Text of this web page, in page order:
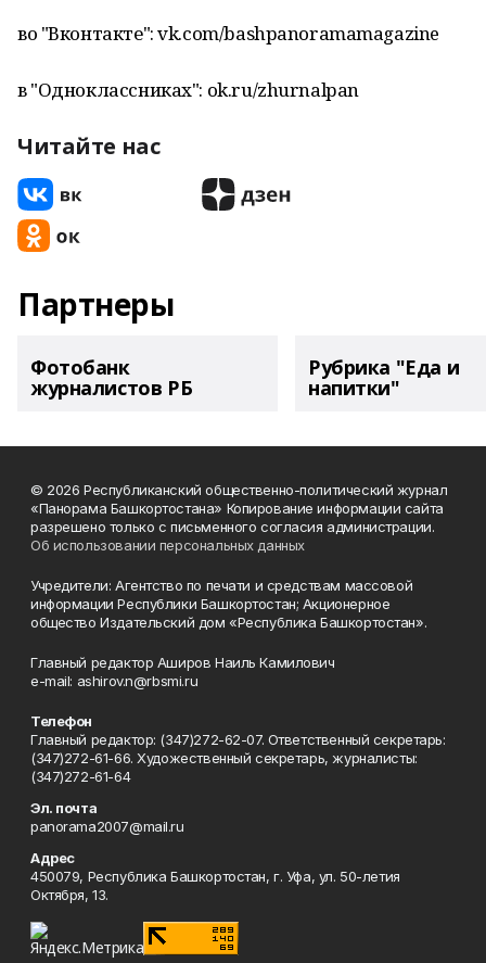
во "Вконтакте": vk.com/bashpanoramamagazine
в "Одноклассниках": ok.ru/zhurnalpan
Читайте нас
Партнеры
Фотобанк
журналистов РБ
Рубрика "Еда и
напитки"
© 2026 Республиканский общественно-политический журнал
«Панорама Башкортостана» Копирование информации сайта
разрешено только с письменного согласия администрации.
Об использовании персональных данных
Учредители: Агентство по печати и средствам массовой
информации Республики Башкортостан; Акционерное
общество Издательский дом «Республика Башкортостан».
Главный редактор Аширов Наиль Камилович
e-mail: ashirov.n@rbsmi.ru
Телефон
Главный редактор: (347)272-62-07. Ответственный секретарь:
(347)272-61-66. Художественный секретарь, журналисты:
(347)272-61-64
Эл. почта
panorama2007@mail.ru
Адрес
450079, Республика Башкортостан, г. Уфа, ул. 50-летия
Октября, 13.